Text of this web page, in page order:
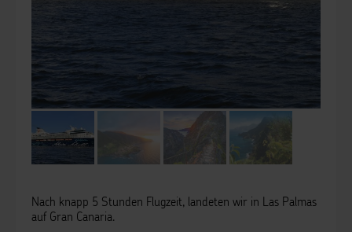
Nach knapp 5 Stunden Flugzeit, landeten wir in Las Palmas
auf Gran Canaria.